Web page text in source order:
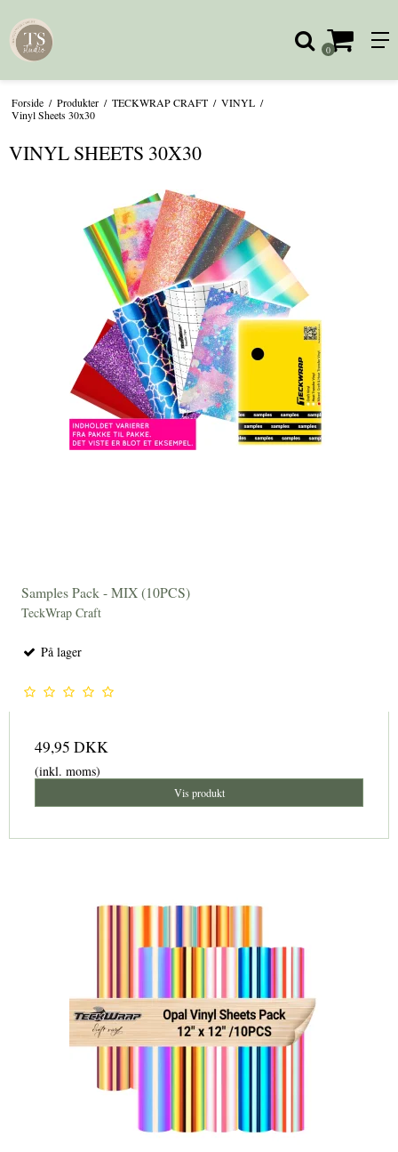
0
Forside / Produkter / TECKWRAP CRAFT / VINYL /
Vinyl Sheets 30x30
VINYL SHEETS 30X30
Samples Pack - MIX (10PCS)
TeckWrap Craft
På lager
49,95 DKK
(inkl. moms)
Vis produkt